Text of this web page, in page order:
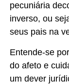
pecuniária
inverso, ou
seus pais na
Entende-se
do afeto e
um dever